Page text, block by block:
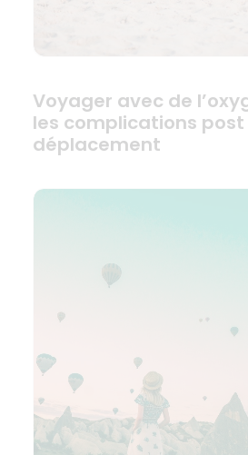
Voyager avec de
les complications post
déplacement